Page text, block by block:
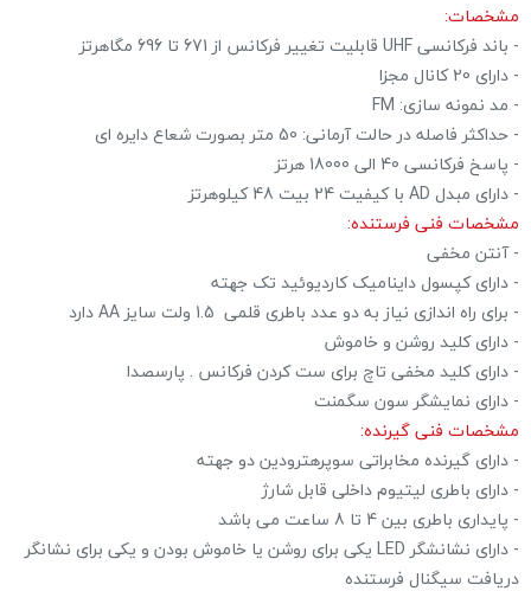
مشخصات:
- باند فرکانسی UHF قابلیت تغییر فرکانس از 671 تا 696 مگاهرتز
- دارای 20 کانال مجزا
- مد نمونه سازی: FM
- حداکثر فاصله در حالت آرمانی: 50 متر بصورت شعاع دایره ای
- پاسخ فرکانسی 40 الی 18000 هرتز
- دارای مبدل AD با کیفیت 24 بیت 48 کیلوهرتز
مشخصات فنی فرستنده:
- آنتن مخفی
- دارای کپسول داینامیک کاردیوئید تک جهته
- برای راه اندازی نیاز به دو عدد باطری قلمی 1.5 ولت سایز AA دارد
- دارای کلید روشن و خاموش
- دارای کلید مخفی تاچ برای ست کردن فرکانس . پارسصدا
- دارای نمایشگر سون سگمنت
مشخصات فنی گیرنده:
- دارای گیرنده مخابراتی سوپرهترودین دو جهته
- دارای باطری لیتیوم داخلی قابل شارژ
- پایداری باطری بین 4 تا 8 ساعت می باشد
- دارای نشانشگر LED یکی برای روشن یا خاموش بودن و یکی برای نشانگر
دریافت سیگنال فرستنده